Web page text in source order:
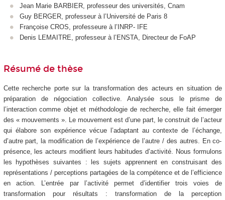
Jean Marie BARBIER, professeur des universités, Cnam
Guy BERGER, professeur à l’Université de Paris 8
Françoise CROS, professeure à l’INRP- IFE
Denis LEMAITRE, professeur à l’ENSTA, Directeur de FoAP
Résumé de thèse
Cette recherche porte sur la transformation des acteurs en situation de
préparation de négociation collective. Analysée sous le prisme de
l’interaction comme objet et méthodologie de recherche, elle fait émerger
des « mouvements ». Le mouvement est d’une part, le construit de l’acteur
qui élabore son expérience vécue l’adaptant au contexte de l’échange,
d’autre part, la modification de l’expérience de l’autre / des autres. En co-
présence, les acteurs modifient leurs habitudes d’activité. Nous formulons
les hypothèses suivantes : les sujets apprennent en construisant des
représentations / perceptions partagées de la compétence et de l’efficience
en action. L’entrée par l’activité permet d’identifier trois voies de
transformation pour résultats : transformation de la perception